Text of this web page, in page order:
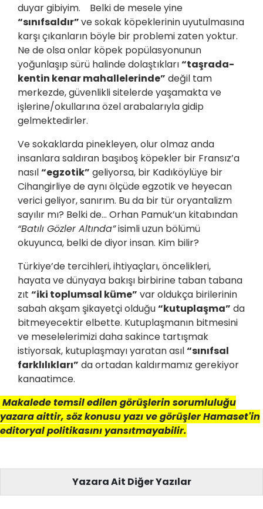
duyar gibiyim. Belki de mesele yine
“sınıfsaldır”ve sokak köpeklerinin uyutulmasına
karşı çıkanların böyle bir problemi zaten yoktur.
Ne de olsa onlar köpek popülasyonunun
yoğunlaşıp sürü halinde dolaştıkları“taşrada-
kentin kenar mahallelerinde” değil tam
merkezde, güvenlikli sitelerde yaşamakta ve
işlerine/okullarına özel arabalarıyla gidip
gelmektedirler.
Ve sokaklarda pinekleyen, olur olmaz anda
insanlara saldıran başıboş köpekler bir Fransız’a
nasıl“egzotik” geliyorsa, bir Kadıköylüye bir
Cihangirliye de aynı ölçüde egzotik ve heyecan
verici geliyor, sanırım. Bu da bir tür oryantalizm
sayılır mı? Belki de… Orhan Pamuk’un kitabından
“Batılı Gözler Altında”isimli uzun bölümü
okuyunca, belki de diyor insan. Kim bilir?
Türkiye’de tercihleri, ihtiyaçları, öncelikleri,
hayata ve dünyaya bakışı birbirine taban tabana
zıt “iki toplumsal küme” var oldukça birilerinin
sabah akşam şikayetçi olduğu“kutuplaşma” da
bitmeyecektir elbette. Kutuplaşmanın bitmesini
ve meselelerimizi daha sakince tartışmak
istiyorsak, kutuplaşmayı yaratan asıl“sınıfsal
farklılıkları” da ortadan kaldırmamız gerekiyor
kanaatimce.
Makalede temsil edilen görüşlerin sorumluluğu
yazara aittir, söz konusu yazı ve görüşler Hamaset'in
editoryal politikasını yansıtmayabilir.
Yazara Ait Diğer Yazılar